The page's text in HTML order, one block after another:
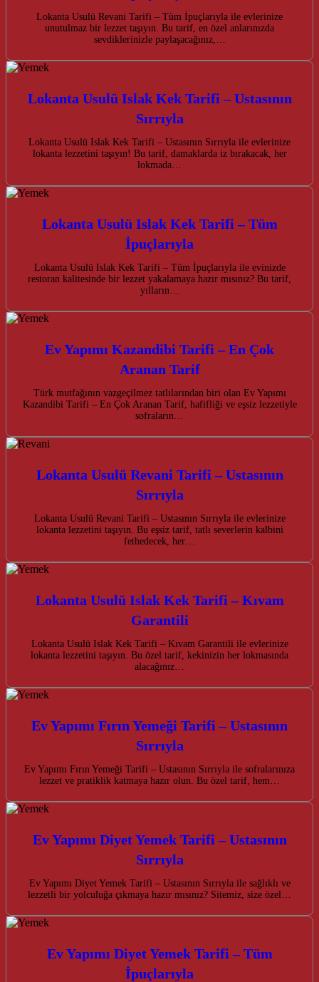
Lokanta Usulü Revani Tarifi – Tüm İpuçlarıyla ile evlerinize
unutulmaz bir lezzet taşıyın. Bu tarif, en özel anlarınızda
sevdiklerinizle paylaşacağınız,…
Lokanta Usulü Islak Kek Tarifi – Ustasının
Sırrıyla
Lokanta Usulü Islak Kek Tarifi – Ustasının Sırrıyla ile evlerinize
lokanta lezzetini taşıyın! Bu tarif, damaklarda iz bırakacak, her
lokmada…
Lokanta Usulü Islak Kek Tarifi – Tüm
İpuçlarıyla
Lokanta Usulü Islak Kek Tarifi – Tüm İpuçlarıyla ile evinizde
restoran kalitesinde bir lezzet yakalamaya hazır mısınız? Bu tarif,
yılların…
Ev Yapımı Kazandibi Tarifi – En Çok
Aranan Tarif
Türk mutfağının vazgeçilmez tatlılarından biri olan Ev Yapımı
Kazandibi Tarifi – En Çok Aranan Tarif, hafifliği ve eşsiz lezzetiyle
sofraların…
Lokanta Usulü Revani Tarifi – Ustasının
Sırrıyla
Lokanta Usulü Revani Tarifi – Ustasının Sırrıyla ile evlerinize
lokanta lezzetini taşıyın. Bu eşsiz tarif, tatlı severlerin kalbini
fethedecek, her…
Lokanta Usulü Islak Kek Tarifi – Kıvam
Garantili
Lokanta Usulü Islak Kek Tarifi – Kıvam Garantili ile evlerinize
lokanta lezzetini taşıyın. Bu özel tarif, kekinizin her lokmasında
alacağınız…
Ev Yapımı Fırın Yemeği Tarifi – Ustasının
Sırrıyla
Ev Yapımı Fırın Yemeği Tarifi – Ustasının Sırrıyla ile sofralarınıza
lezzet ve pratiklik katmaya hazır olun. Bu özel tarif, hem…
Ev Yapımı Diyet Yemek Tarifi – Ustasının
Sırrıyla
Ev Yapımı Diyet Yemek Tarifi – Ustasının Sırrıyla ile sağlıklı ve
lezzetli bir yolculuğa çıkmaya hazır mısınız? Sitemiz, size özel…
Ev Yapımı Diyet Yemek Tarifi – Tüm
İpuçlarıyla